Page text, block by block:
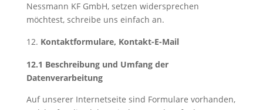
Nessmann KF GmbH, setzen widersprechen
möchtest, schreibe uns einfach an.
Kontaktformulare, Kontakt-E-Mail
12.1 Beschreibung und Umfang der
Datenverarbeitung
Auf unserer Internetseite sind Formulare vorhanden,